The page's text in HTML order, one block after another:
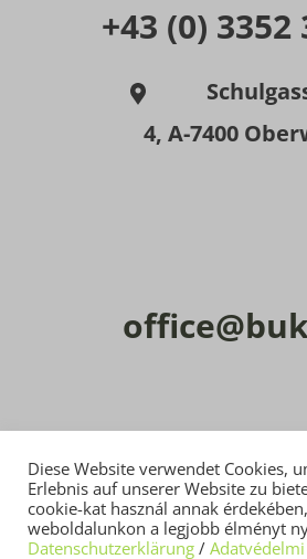
+43 (0) 3352
4, A-7400
Impressum/
|Datenschutz/
Gestaltung & Umsetzung
Diese Website verwendet Cookies,
Erlebnis auf unserer Website zu
cookie-kat használ annak
weboldalunkon a legjobb élményt
Datenschutzerklärung /